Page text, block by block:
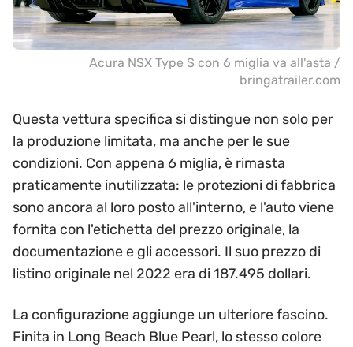
Acura NSX Type S con 6 miglia va all'asta /
bringatrailer.com
Questa vettura specifica si distingue non solo per
la produzione limitata, ma anche per le sue
condizioni. Con appena 6 miglia, è rimasta
praticamente inutilizzata: le protezioni di fabbrica
sono ancora al loro posto all'interno, e l'auto viene
fornita con l'etichetta del prezzo originale, la
documentazione e gli accessori. Il suo prezzo di
listino originale nel 2022 era di 187.495 dollari.
La configurazione aggiunge un ulteriore fascino.
Finita in Long Beach Blue Pearl, lo stesso colore